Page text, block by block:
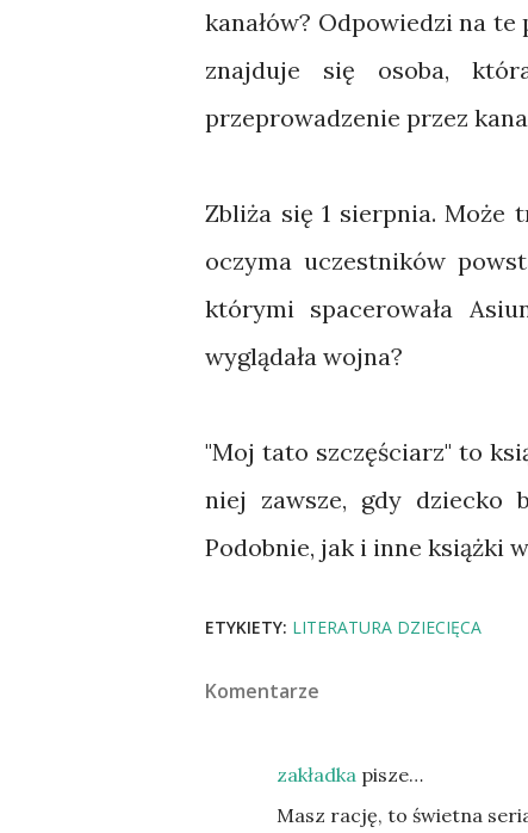
kanałów? Odpowiedzi na
znajduje się osoba,
przeprowadzenie przez
Zbliża się 1 sierpnia. Może
oczyma uczestników
którymi spacerowała
wyglądała wojna?
"Moj tato szczęściarz" to
niej zawsze, gdy dziecko
Podobnie, jak i inne książki
ETYKIETY: LITERATURA DZIECIĘCA
Komentarze
zakładka pisze…
Masz rację, to świetna